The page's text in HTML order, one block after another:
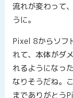
流れが変わって
うに。
Pixel 8からソフ
れて、本体がダ
れるようになっ
なりそうだね。
までありがとう